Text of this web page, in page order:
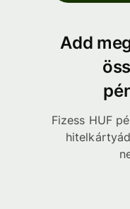
Add
Fizess HUF